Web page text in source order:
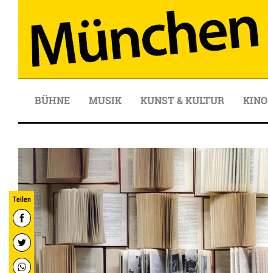
BÜHNE MUSIK KUNST & KULTUR KINO